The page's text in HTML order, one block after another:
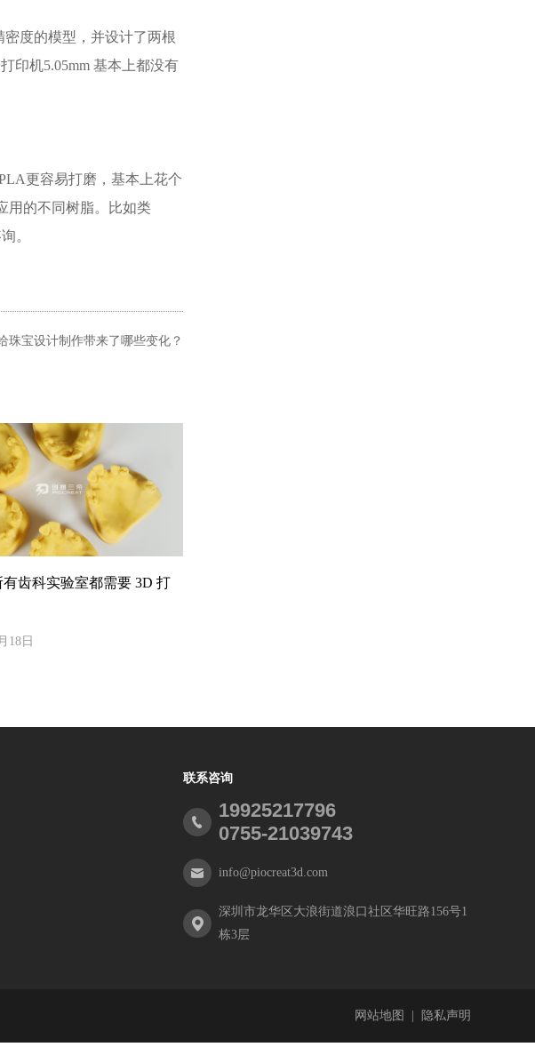
度的模型，并设计了两根
印机5.05mm 基本上都没有
更容易打磨，基本上花个
用的不同树脂。比如类
。
珠宝设计制作带来了哪些变化？
有齿科实验室都需要 3D 打
18日
联系咨询
19925217796
0755-21039743
info@piocreat3d.com
深圳市龙华区大浪街道浪口社区华旺路156号1
栋3层
网站地图 | 隐私声明